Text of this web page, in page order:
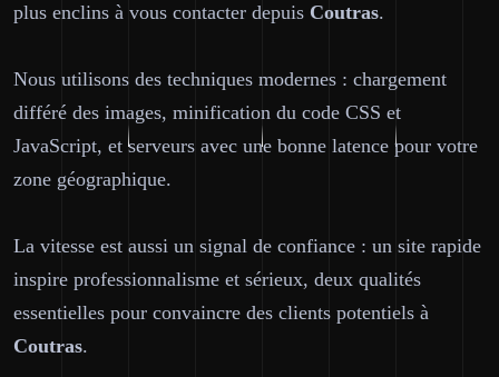
plus enclins à vous contacter depuis Coutras.
Nous utilisons des techniques modernes : chargement
différé des images, minification du code CSS et
JavaScript, et serveurs avec une bonne latence pour votre
zone géographique.
La vitesse est aussi un signal de confiance : un site rapide
inspire professionnalisme et sérieux, deux qualités
essentielles pour convaincre des clients potentiels à
Coutras.